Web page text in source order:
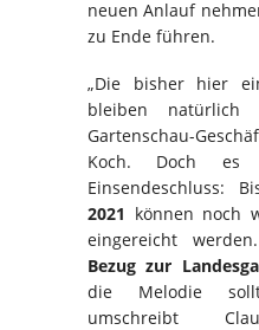
neuen Anlauf
zu Ende führen.
„Die bisher hier
bleiben natürlich
Gartenschau-
Koch. Doch es
Einsendeschluss:
2021 können noch
eingereicht
Bezug zur
die Melodie
umschreibt